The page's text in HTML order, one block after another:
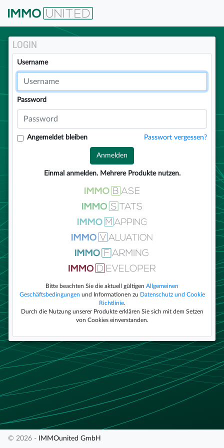
IMMOunited
LOGIN
Username
Password
Angemeldet bleiben Passwort vergessen?
Anmelden
Einmal anmelden. Mehrere Produkte nutzen.
Bitte beachten Sie die aktuell gültigen Allgemeinen
Geschäftsbedingungen und Informationen zu Datenschutz und Cookie
Richtlinie.
Durch die Nutzung unserer Produkte erklären Sie sich mit dem Setzen
von Cookies einverstanden.
© 2026 - IMMOunited GmbH